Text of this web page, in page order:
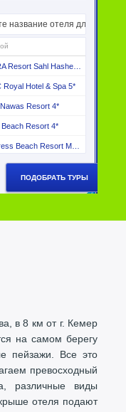
в 8 км от г. Кемер
на самом берегу
пейзажи. Все это
превосходный
различные виды
отеля подают